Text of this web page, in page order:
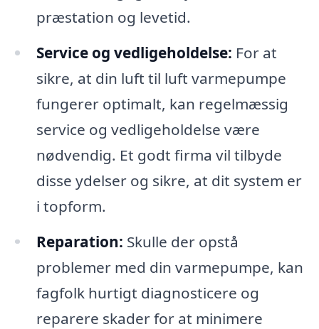
præstation og levetid.
Service og vedligeholdelse: For at
sikre, at din luft til luft varmepumpe
fungerer optimalt, kan regelmæssig
service og vedligeholdelse være
nødvendig. Et godt firma vil tilbyde
disse ydelser og sikre, at dit system er
i topform.
Reparation: Skulle der opstå
problemer med din varmepumpe, kan
fagfolk hurtigt diagnosticere og
reparere skader for at minimere